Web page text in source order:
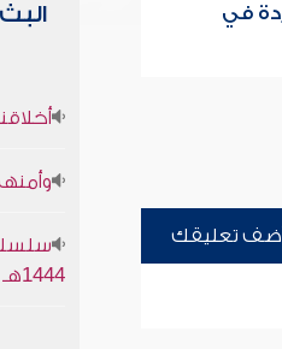
في
تعليقك
1444هـ